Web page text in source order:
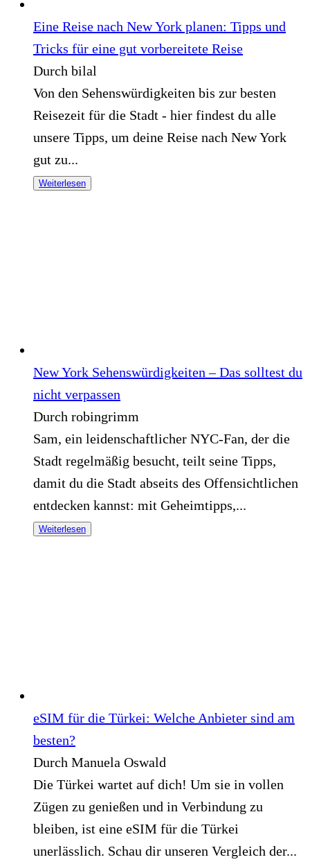
Eine Reise nach New York planen: Tipps und
Tricks für eine gut vorbereitete Reise
Durch bilal
Von den Sehenswürdigkeiten bis zur besten
Reisezeit für die Stadt - hier findest du alle
unsere Tipps, um deine Reise nach New York
gut zu...
Weiterlesen
New York Sehenswürdigkeiten – Das solltest du
nicht verpassen
Durch robingrimm
Sam, ein leidenschaftlicher NYC-Fan, der die
Stadt regelmäßig besucht, teilt seine Tipps,
damit du die Stadt abseits des Offensichtlichen
entdecken kannst: mit Geheimtipps,...
Weiterlesen
eSIM für die Türkei: Welche Anbieter sind am
besten?
Durch Manuela Oswald
Die Türkei wartet auf dich! Um sie in vollen
Zügen zu genießen und in Verbindung zu
bleiben, ist eine eSIM für die Türkei
unerlässlich. Schau dir unseren Vergleich der...